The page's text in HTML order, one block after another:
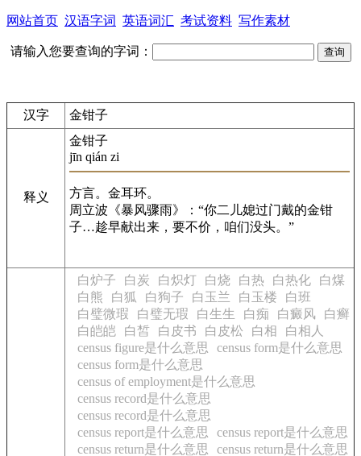
网站首页 汉语字词 英语词汇 考试资料 写作素材
请输入您要查询的字词：
汉字 金钳子
释义
金钳子
jīn qián zi
方言。金耳环。
周立波《暴风骤雨》：“你二儿媳过门戴的金钳
子…趁早献出来，要不价，咱们没头。”
白炉子 白炭 白炽灯 白烧 白热 白热化
白煤
白熊
白狐 白狗子 白玉兰 白玉楼
白班
白璧微瑕
白璧无瑕 白生生 白痴 白癜风
白癣
白皑皑
白皙 白皮书 白皮松 白相
白相人
census figure是什么意思
census form是什么意思
census form是什么意思
census of employment是什么意思
census record是什么意思
census record是什么意思
census report是什么意思
census report是什么意思
census return是什么意思
census return是什么意思